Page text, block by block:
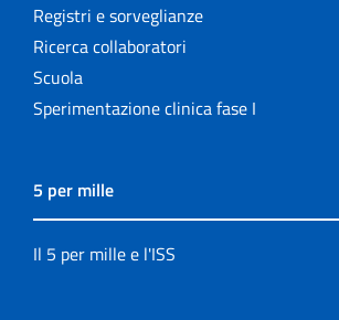
Registri e sorveglianze
Ricerca collaboratori
Scuola
Sperimentazione clinica fase I
5 per mille
Il 5 per mille e l'ISS